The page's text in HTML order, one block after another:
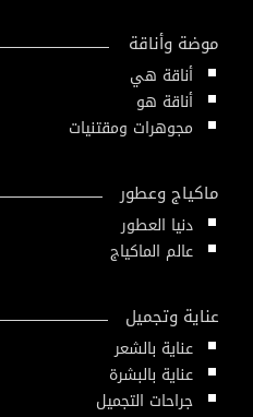
موضة وأناقة
أناقة هي
أناقة هو
مجوهرات ومقتنيات
ماكياج وعطور
دنيا العطور
عالم الماكياج
عناية وتجميل
عناية بالشعر
عناية بالبشرة
جراحات التجميل